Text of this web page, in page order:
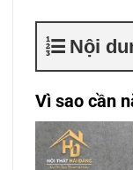
Nội
Vì sao cần